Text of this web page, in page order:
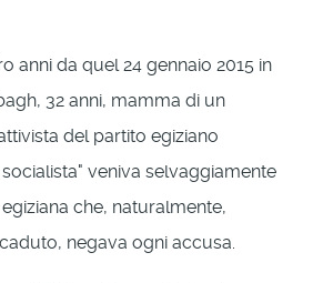
anni da quel 24 gennaio 2015 in
32 anni, mamma di un
del partito egiziano
veniva selvaggiamente
che, naturalmente,
negava ogni accusa.